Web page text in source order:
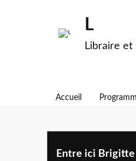
L
Libraire et
Accueil
politique
Entre ici Brigitte